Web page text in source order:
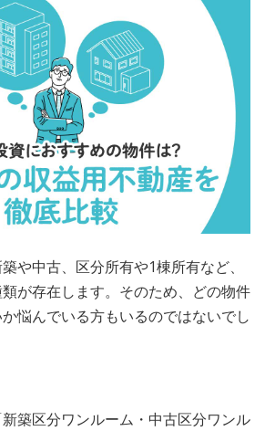
リシー
ィポリシー
ィアポリシー
対する基本方針
者提供、情報収集モジュールの有無
API利用規約
や中古、区分所有や1棟所有など、
が存在します。そのため、どの物件
悩んでいる方もいるのではないでし
築区分ワンルーム・中古区分ワンル